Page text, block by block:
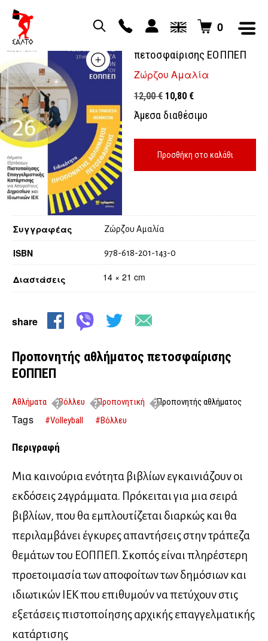
0
πετοσφαίρισης ΕΟΠΠΕΠ
Ζώρζου Αμαλία
12,00€ Original
price
12,00 €.
10,80 €Η
τρέχουσα
τιμή
είναι:
10,80 €.
Άμεσα διαθέσιμο
Προσθήκη στο καλάθι
Διαστάσεις 14 × 21 cm
Συγγραφέας Ζώρζου Αμαλία
ISBN 978-618-201-143-0
share
Προπονητής αθλήματος πετοσφαίρισης
ΕΟΠΠΕΠ
Αθλήματα Βόλλευ Προπονητική
Προπονητής αθλήματος
πετοσφαίρισης ΕΟΠΠΕΠ
Tags #Volleyball #Βόλλευ
Περιγραφή
Μια καινούρια ενότητα βιβλίων εγκαινιάζουν οι
εκδόσεις 24γράμματα. Πρόκειται για μια σειρά
βιβλίων, που θα εμπλουτίζεται διαρκώς και θα
περιλαμβάνει έγκυρες απαντήσεις στην τράπεζα
θεμάτων του ΕΟΠΠΕΠ. Σκοπός είναι πληρέστερη
προετοιμασία των αποφοίτων των δημόσιων και
ιδιωτικών ΙΕΚ που επιθυμούν να πετύχουν στις
εξετάσεις πιστοποίησης αρχικής επαγγελματικής
κατάρτισης